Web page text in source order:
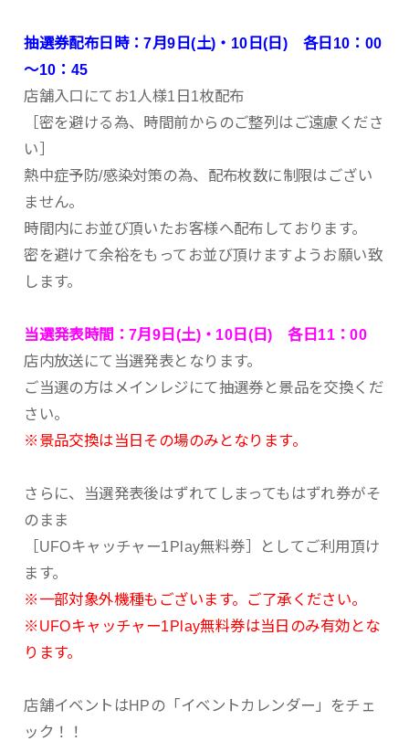
抽選券配布日時：7月9日(土)・10日(日) 各日10：00
～10：45
店舗入口にてお1人様1日1枚配布
［密を避ける為、時間前からのご整列はご遠慮くださ
い］
熱中症予防/感染対策の為、配布枚数に制限はござい
ません。
時間内にお並び頂いたお客様へ配布しております。
密を避けて余裕をもってお並び頂けますようお願い致
します。
当選発表時間：7月9日(土)・10日(日) 各日11：00
店内放送にて当選発表となります。
ご当選の方はメインレジにて抽選券と景品を交換くだ
さい。
※景品交換は当日その場のみとなります。
さらに、当選発表後はずれてしまってもはずれ券がそ
のまま
［UFOキャッチャー1Play無料券］としてご利用頂け
ます。
※一部対象外機種もございます。ご了承ください。
※UFOキャッチャー1Play無料券は当日のみ有効とな
ります。
店舗イベントはHPの「イベントカレンダー」をチェ
ック！！